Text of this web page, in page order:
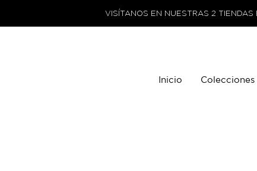
VISÍTANOS EN NUESTRAS 2
Inicio Colecciones